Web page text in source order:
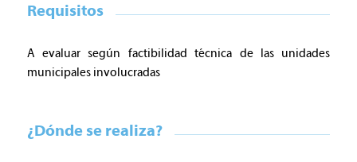
Requisitos
A evaluar según factibilidad técnica de las unidades
municipales involucradas
¿Dónde se realiza?